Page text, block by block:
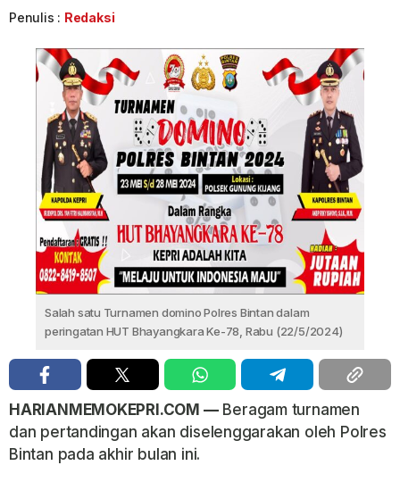
Penulis : Redaksi
Salah satu Turnamen domino Polres Bintan dalam
peringatan HUT Bhayangkara Ke-78, Rabu (22/5/2024)
HARIANMEMOKEPRI.COM —Beragam turnamen
dan pertandingan akan diselenggarakan oleh Polres
Bintan pada akhir bulan ini.